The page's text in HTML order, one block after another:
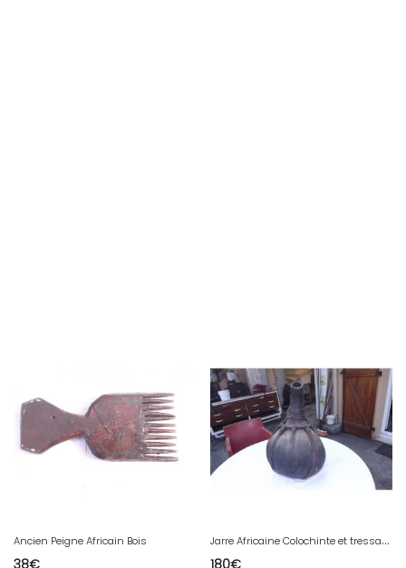
Ancien Peigne Africain Bois
38€
J
arre Africaine Colochinte et tressage 19 ème
180€